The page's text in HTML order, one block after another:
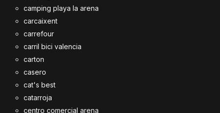
camping playa la arena
carcaixent
carrefour
carril bici valencia
carton
casero
cat's best
catarroja
centro comercial arena